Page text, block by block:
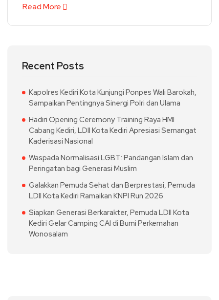
Read More
Recent Posts
Kapolres Kediri Kota Kunjungi Ponpes Wali Barokah,
Sampaikan Pentingnya Sinergi Polri dan Ulama
Hadiri Opening Ceremony Training Raya HMI
Cabang Kediri, LDII Kota Kediri Apresiasi Semangat
Kaderisasi Nasional
Waspada Normalisasi LGBT: Pandangan Islam dan
Peringatan bagi Generasi Muslim
Galakkan Pemuda Sehat dan Berprestasi, Pemuda
LDII Kota Kediri Ramaikan KNPI Run 2026
Siapkan Generasi Berkarakter, Pemuda LDII Kota
Kediri Gelar Camping CAI di Bumi Perkemahan
Wonosalam